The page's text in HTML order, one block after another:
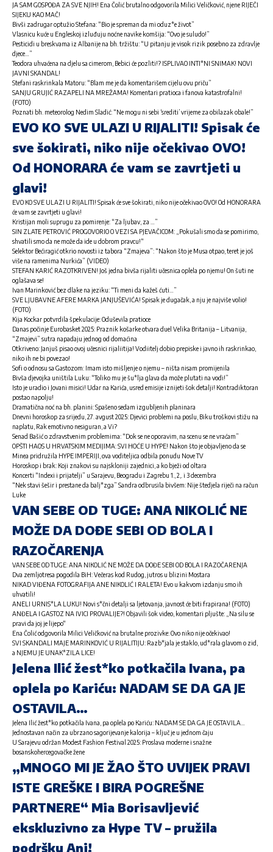
JA SAM GOSPOĐA ZA SVE NJIH! Ena Čolić brutalno odgovorila Milici Veličković, njene RIJEČI
SIJEKU KAO MAČ!
Bivši zadrugar optužio Stefana: “Bio je spreman da mi oduz*e život”
Vlasnicu kuće u Engleskoj izluđuju noćne navike komšija: “Ovo je suludo!”
Pesticidi u breskvama iz Albanije na bh. tržištu: “U pitanju je visok rizik posebno za zdravlje
djece…”
Teodora uhvaćena na djelu sa cimerom, Bebici će pozliti!? ISPLIVAO INTI*NI SNIMAK! NOVI
JAVNI SKANDAL!
Stefani raskrinkala Matoru: “Blam me je da komentarišem cijelu ovu priču”
SANJU GRUJIĆ RAZAPELI NA MREŽAMA! Komentari pratioca i fanova katastrofalni!
(FOTO)
Poznati bh. meteorolog Nedim Sladić: “Ne mogu ni sebi ‘srediti’ vrijeme za obilazak obale!”
EVO KO SVE ULAZI U RIJALITI! Spisak će
sve šokirati, niko nije očekivao OVO!
Od HONORARA će vam se zavrtjeti u
glavi!
EVO KO SVE ULAZI U RIJALITI! Spisak će sve šokirati, niko nije očekivao OVO! Od HONORARA
će vam se zavrtjeti u glavi!
Kristijan moli suprugu za pomirenje: “Za ljubav, za …”
SIN ZLATE PETROVIĆ PROGOVORIO O VEZI SA PJEVAČICOM: „Pokušali smo da se pomirimo,
shvatili smo da ne može da ide u dobrom pravcu!“
Selektor Bećiragić otkrio novosti iz tabora “Zmajeva”: “Nakon što je Musa otpao, teret je još
više na ramenima Nurkića” (VIDEO)
STEFAN KARIĆ RAZOTKRIVEN! Još jedna bivša rijaliti učesnica oplela po njemu! On šuti ne
oglašava se!
Ivan Marinković bez dlake na jeziku: “Ti meni da kažeš ćuti…”
SVE LJUBAVNE AFERE MARKA JANJUŠEVIĆA! Spisak je dugačak, a nju je najviše volio!
(FOTO)
Kija Kockar potvrdila špekulacije: Oduševila pratioce
Danas počinje Eurobasket 2025: Praznik košarke otvara duel Velika Britanija – Litvanija,
“Zmajevi” sutra napadaju jednog od domaćina
Otkriveno: Janjuš pisao ovoj učesnici rijaliitija! Vodiitelj dobio prepiske i javno ih raskrinkao,
niko ih ne bi povezao!
Sofi o odnosu sa Gastozom: Imam isto mišljenje o njemu – ništa nisam promijenila
Bivša djevojka uništila Luku: “Toliko mu je šu*lja glava da može plutati na vodi!”
Isto je uradio i Jovani misici! Udar na Karića, usred emisije iznijeti šok detalji! Kontradiktoran
postao napolju!
Dramatična noć na bh. planini: Spašeno sedam izgubljenih planinara
Dnevni horoskop za srijedu, 27. avgust 2025: Djevici problemi na poslu, Biku troškovi stižu na
naplatu, Rak emotivno nesiguran, a Vi?
Senad Bašić o zdravstvenim problemima: “Dok se ne oporavim, na scenu se ne vraćam”
OPŠTI HAOS U HRVATSKIM MEDIJIMA: SVI HOĆE U HYPE! Nakon što je objavljeno da se
Minea pridružila HYPE IMPERIJI, ova voditeljica odbila ponudu Nove TV
Horoskop i brak: Koji znakovi su najskloniji zajednici, a ko bježi od oltara
Koncerti “Indexi i prijatelji” u Sarajevu, Beogradu i Zagrebu 1., 2,. i 3 decembra
“Nek stavi šešir i prestane da balj*zga” Sandra odbrusila bivšem: Nije štedjela riječi na račun
Luke
VAN SEBE OD TUGE: ANA NIKOLIĆ NE
MOŽE DA DOĐE SEBI OD BOLA I
RAZOČARENJA
VAN SEBE OD TUGE: ANA NIKOLIĆ NE MOŽE DA DOĐE SEBI OD BOLA I RAZOČARENJA
Dva zemljotresa pogodila BiH: Večeras kod Rudog, jutros u blizini Mostara
NIKAD VIĐENA FOTOGRAFIJA ANE NIKOLIĆ I RALETA! Evo u kakvom izdanju smo ih
uhvatili!
ANELI URNIS*LA LUKU! Novi s*čni detalji sa ljetovanja, javnost će biti frapirana! (FOTO)
ANĐELA I GASTOZ NA IVICI PROVALIJE?! Objavili šok video, komentari pljušte: „Na silu se
pravi da joj je lijepo“
Ena Čolić odgovorila Milici Veličković na brutalne prozivke: Ovo niko nije očekivao!
SVI SKANDALI MAJE MARINKOVIĆ U RIJALITIJU: Razb*jala je staklo, ud*rala glavom o zid,
a NJEMU JE UNAK*ZILA LICE!
Jelena Ilić žest*ko potkačila Ivana, pa
oplela po Kariću: NADAM SE DA GA JE
OSTAVILA…
Jelena Ilić žest*ko potkačila Ivana, pa oplela po Kariću: NADAM SE DA GA JE OSTAVILA…
Jednostavan način za ubrzano sagorijevanje kalorija – ključ je u jednom čaju
U Sarajevu održan Modest Fashion Festival 2025: Proslava moderne i snažne
bosanskohercegovačke žene
„MNOGO MI JE ŽAO ŠTO UVIJEK PRAVI
ISTE GREŠKE I BIRA POGREŠNE
PARTNERE“ Mia Borisavljević
ekskluzivno za Hype TV – pružila
podršku Ani!